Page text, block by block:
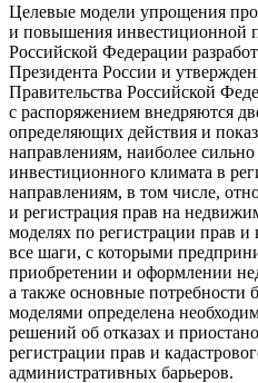
Целевые модели упрощения
и повышения инвестиционной
Российской Федерации
Президента России и
Правительства Российской
с распоряжением внедряются
определяющих действия и
направлениям, наиболее
инвестиционного климата в
направлениям, в том числе,
и регистрация прав на
моделях по регистрации прав и
все шаги, с которыми
приобретении и оформлении
а также основные потребности
моделями определена
решений об отказах и
регистрации прав и
административных барьеров.